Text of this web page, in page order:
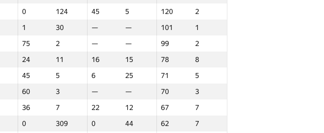
0 124 45 5 120
2
1 30 — — 101
1
75 2 — — 99
2
24 11 16 15 78
8
45 5 6 25 71
5
60 3 — — 70
3
36 7 22 12 67
7
0 309 0 44 62
7